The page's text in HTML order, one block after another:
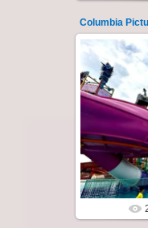
Columbia